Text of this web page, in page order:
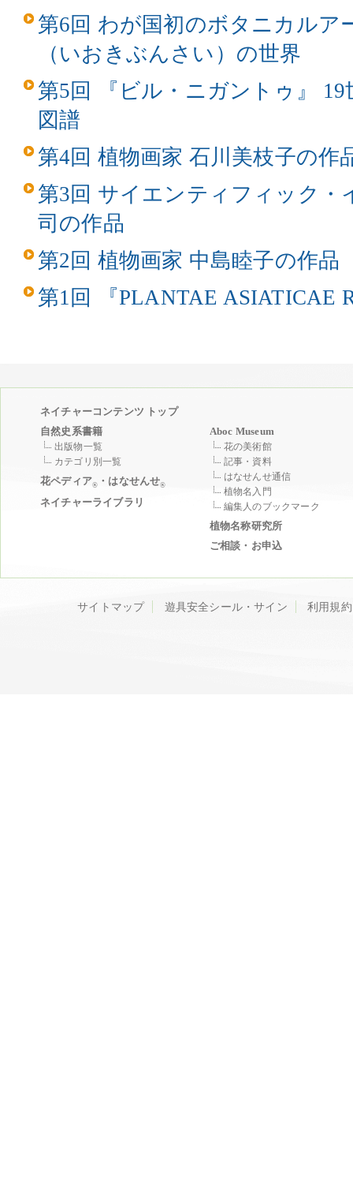
第6回 わが国初のボタニカルア
（いおきぶんさい）の世界
第5回 『ビル・ニガントゥ』
図譜
第4回 植物画家 石川美枝子の作
第3回 サイエンティフィック・
司の作品
第2回 植物画家 中島睦子の作品
第1回 『PLANTAE ASIATICAE
ネイチャーコンテンツ トップ
自然史系書籍
出版物一覧
カテゴリ別一覧
花ペディア® ・はなせんせ®
ネイチャーライブラリ
Aboc Museum
花の美術館
記事・資料
はなせんせ通信
植物名入門
編集人のブックマーク
植物名称研究所
ご相談・お申込
サイトマップ 遊具安全シール・サイン 利用規約